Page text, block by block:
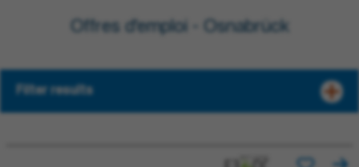
Offres d'emploi - Osnabrück
Filter results